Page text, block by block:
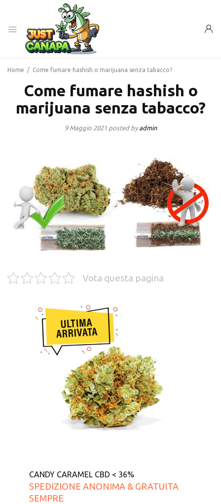
Home / Come fumare hashish o marijuana senza tabacco?
Come fumare hashish o
marijuana senza tabacco?
9 Maggio 2021 posted byadmin
Vota questa pagina
CANDY CARAMEL CBD < 36%
SPEDIZIONE ANONIMA & GRATUITA
SEMPRE